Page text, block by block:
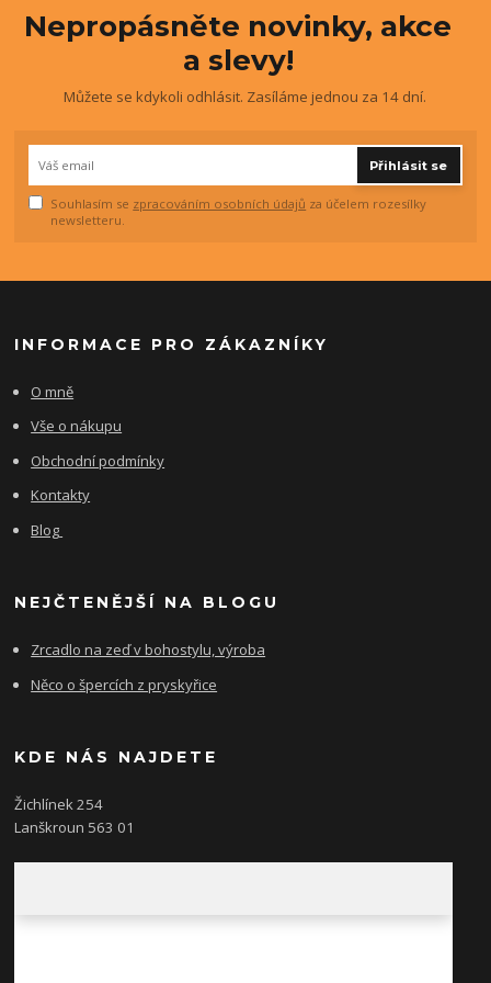
Nepropásněte novinky, akce
a slevy!
Můžete se kdykoli odhlásit. Zasíláme jednou za 14 dní.
Přihlásit se
Souhlasím se zpracováním osobních údajů za účelem rozesílky
newsletteru.
INFORMACE PRO ZÁKAZNÍKY
O mně
Vše o nákupu
Obchodní podmínky
Kontakty
Blog
NEJČTENĚJŠÍ NA BLOGU
Zrcadlo na zeď v bohostylu, výroba
Něco o špercích z pryskyřice
KDE NÁS NAJDETE
Žichlínek 254
Lanškroun 563 01